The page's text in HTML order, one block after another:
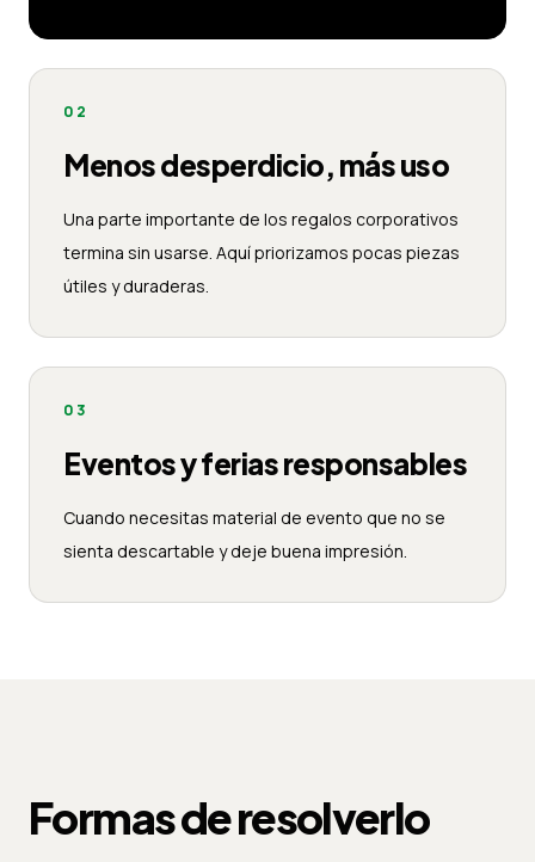
02
Menos desperdicio, más uso
Una parte importante de los regalos corporativos
termina sin usarse. Aquí priorizamos pocas piezas
útiles y duraderas.
03
Eventos y ferias responsables
Cuando necesitas material de evento que no se
sienta descartable y deje buena impresión.
Formas de resolverlo